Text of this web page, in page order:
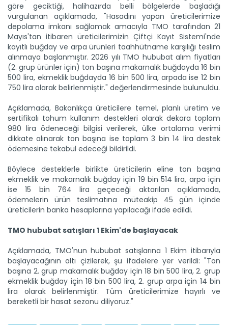
göre geciktiği, halihazırda belli bölgelerde başladığı
vurgulanan açıklamada, "Hasadını yapan üreticilerimize
depolama imkanı sağlamak amacıyla TMO tarafından 21
Mayıs'tan itibaren üreticilerimizin Çiftçi Kayıt Sistemi'nde
kayıtlı buğday ve arpa ürünleri taahhütname karşılığı teslim
alınmaya başlanmıştır. 2026 yılı TMO hububat alım fiyatları
(2. grup ürünler için) ton başına makarnalık buğdayda 16 bin
500 lira, ekmeklik buğdayda 16 bin 500 lira, arpada ise 12 bin
750 lira olarak belirlenmiştir." değerlendirmesinde bulunuldu.
Açıklamada, Bakanlıkça üreticilere temel, planlı üretim ve
sertifikalı tohum kullanım destekleri olarak dekara toplam
980 lira ödeneceği bilgisi verilerek, ülke ortalama verimi
dikkate alınarak ton başına ise toplam 3 bin 14 lira destek
ödemesine tekabül edeceği bildirildi.
Böylece desteklerle birlikte üreticilerin eline ton başına
ekmeklik ve makarnalık buğday için 19 bin 514 lira, arpa için
ise 15 bin 764 lira geçeceği aktarılan açıklamada,
ödemelerin ürün teslimatına müteakip 45 gün içinde
üreticilerin banka hesaplarına yapılacağı ifade edildi.
TMO hububat satışları 1 Ekim'de başlayacak
Açıklamada, TMO'nun hububat satışlarına 1 Ekim itibarıyla
başlayacağının altı çizilerek, şu ifadelere yer verildi: "Ton
başına 2. grup makarnalık buğday için 18 bin 500 lira, 2. grup
ekmeklik buğday için 18 bin 500 lira, 2. grup arpa için 14 bin
lira olarak belirlenmiştir. Tüm üreticilerimize hayırlı ve
bereketli bir hasat sezonu diliyoruz."
Kırsalda bereket için ilk...
Kırsalda Bereket Küçükbaşa Destek Projesi kapsamında ilk...
Devamını Oku ->
Ceylanpınar ekimde ve hasatta...
Tarım ve Orman Bakanlığı Tarım İşletmeleri Genel
Devamını Oku ->
Küçükbaşa Destek Projesi...
Kırsalda Bereket Küçükbaşa Destek Projesi 1. Etap sonuçları...
Devamını Oku ->